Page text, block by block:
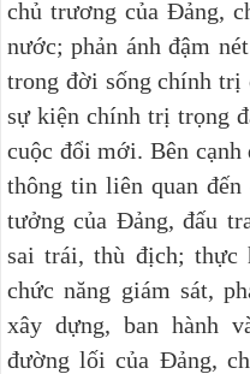
chủ trương của Đảng,
nước; phản ánh đậm
trong đời sống chính trị
sự kiện chính trị trọng
cuộc đổi mới. Bên cạnh
thông tin liên quan
tưởng của Đảng, đấu
sai trái, thù địch; thực
chức năng giám sát,
xây dựng, ban hành
đường lối của Đảng,